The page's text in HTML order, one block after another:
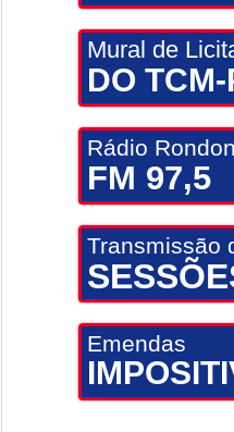
Mural de
DO TCM-
Rádio Rondon
FM 97,5
Transmissão
Emendas